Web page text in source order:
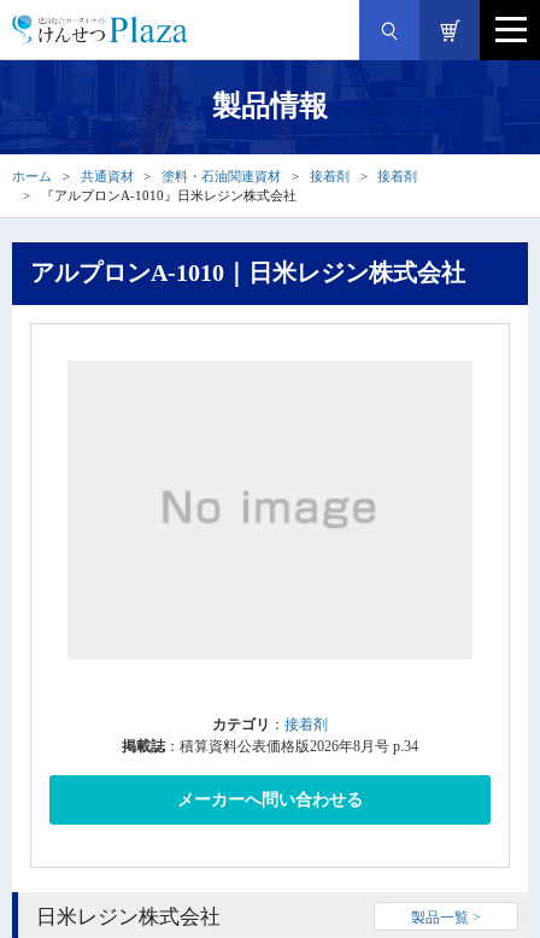
製品情報
ホーム 共通資材 塗料・石油関連資材 接着剤
接着剤
『アルプロンA-1010』日米レジン株式会社
アルプロンA-1010｜日米レジン株式会社
カテゴリ ： 接着剤
掲載誌 ：積算資料公表価格版2026年8月号 p.34
メーカーへ問い合わせる
日米レジン株式会社 製品一覧 >